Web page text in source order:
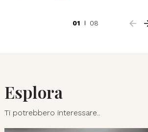
01 08
Esplora
Ti potrebbero interessare..